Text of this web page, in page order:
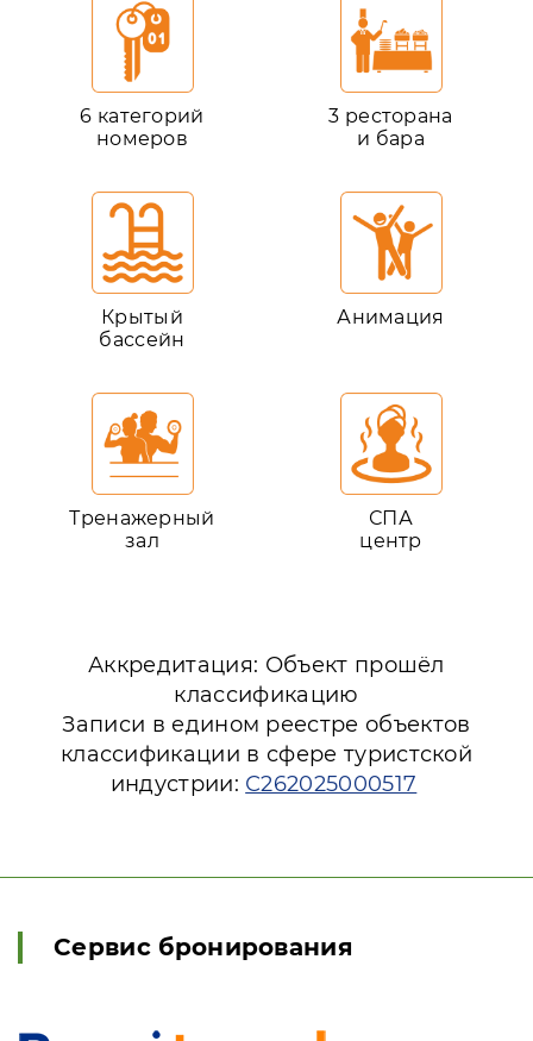
6 категорий
номеров
3 ресторана
и бара
Крытый
бассейн
Анимация
Тренажерный
зал
СПА
центр
Аккредитация: Объект прошёл
классификацию
Записи в едином реестре объектов
классификации в сфере туристской
индустрии: С262025000517
Сервис бронирования